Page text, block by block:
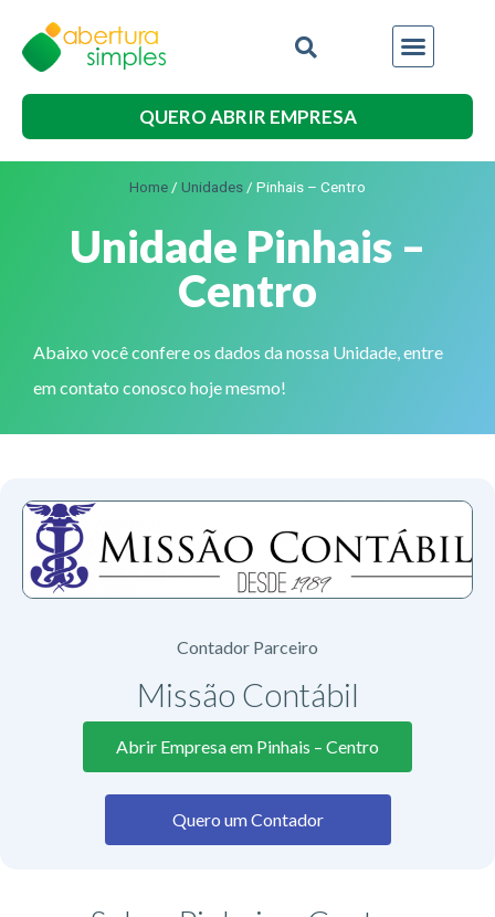
QUERO ABRIR EMPRESA
Home / Unidades / Pinhais – Centro
Unidade Pinhais –
Centro
Abaixo você confere os dados da nossa Unidade, entre
em contato conosco hoje mesmo!
Contador Parceiro
Missão Contábil
Abrir Empresa em Pinhais – Centro
Quero um Contador